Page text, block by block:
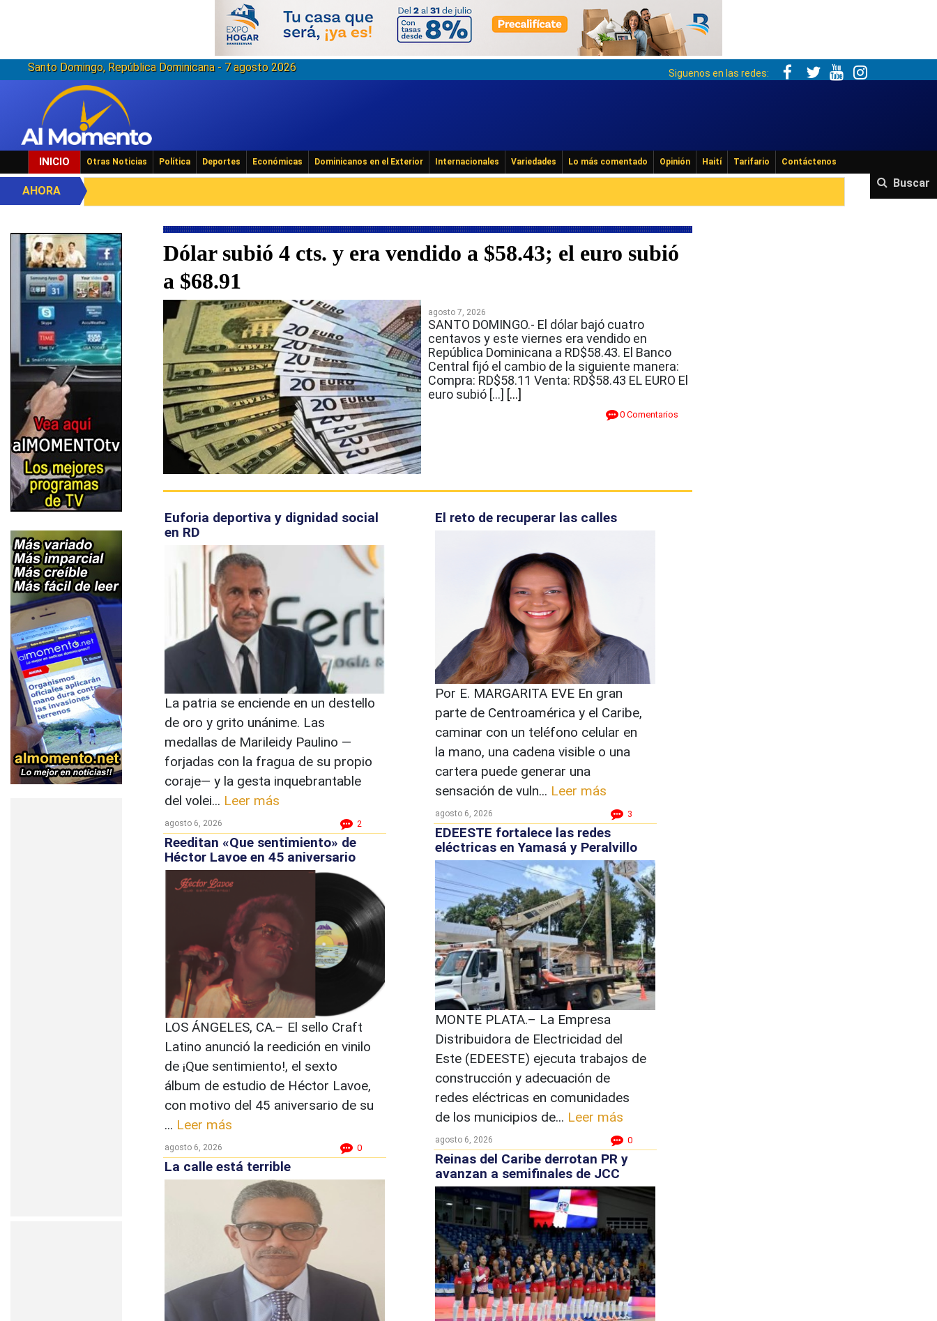
Santo Domingo, República Dominicana - 7 agosto 2026 Siguenos en las redes:
INICIO Otras Noticias Política Deportes Económicas Dominicanos en el Exterior Internacionales Variedades Lo más comentado Opinión Haití Tarifario Contáctenos
Buscar
AHORA
Dólar subió 4 cts. y era vendido a $58.43; el euro subió
a $68.91
agosto 7, 2026
SANTO DOMINGO.- El dólar bajó cuatro
centavos y este viernes era vendido en
República Dominicana a RD$58.43. El Banco
Central fijó el cambio de la siguiente manera:
Compra: RD$58.11 Venta: RD$58.43 EL EURO El
euro subió […] [...]
0 Comentarios
Euforia deportiva y dignidad social
en RD
La patria se enciende en un destello
de oro y grito unánime. Las
medallas de Marileidy Paulino —
forjadas con la fragua de su propio
coraje— y la gesta inquebrantable
del volei... Leer más
agosto 6, 2026 2
Reeditan «Que sentimiento» de
Héctor Lavoe en 45 aniversario
LOS ÁNGELES, CA.– El sello Craft
Latino anunció la reedición en vinilo
de ¡Que sentimiento!, el sexto
álbum de estudio de Héctor Lavoe,
con motivo del 45 aniversario de su
... Leer más
agosto 6, 2026 0
La calle está terrible
El reto de recuperar las calles
Por E. MARGARITA EVE En gran
parte de Centroamérica y el Caribe,
caminar con un teléfono celular en
la mano, una cadena visible o una
cartera puede generar una
sensación de vuln... Leer más
agosto 6, 2026 3
EDEESTE fortalece las redes
eléctricas en Yamasá y Peralvillo
MONTE PLATA.– La Empresa
Distribuidora de Electricidad del
Este (EDEESTE) ejecuta trabajos de
construcción y adecuación de
redes eléctricas en comunidades
de los municipios de... Leer más
agosto 6, 2026 0
Reinas del Caribe derrotan PR y
avanzan a semifinales de JCC